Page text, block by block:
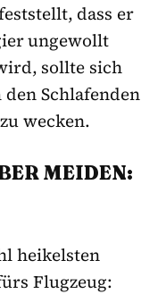
dass er
ungewollt
sollte sich
Schlafenden
wecken.
MEIDEN:
heikelsten
Flugzeug: